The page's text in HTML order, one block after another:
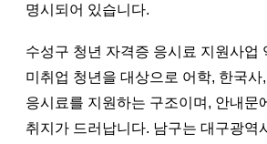
명시되어 있습니다.
수성구 청년 자격증 응시료 지원사업
미취업 청년을 대상으로 어학, 한국사
응시료를 지원하는 구조이며, 안내문
취지가 드러납니다. 남구는 대구광역